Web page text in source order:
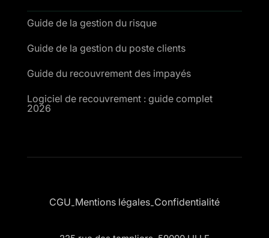
Guide de la gestion du risque
Guide de la gestion du poste clients
Guide du recouvrement des impayés
Logiciel de recouvrement : guide complet
2026
CGU-Mentions légales-Confidentialité